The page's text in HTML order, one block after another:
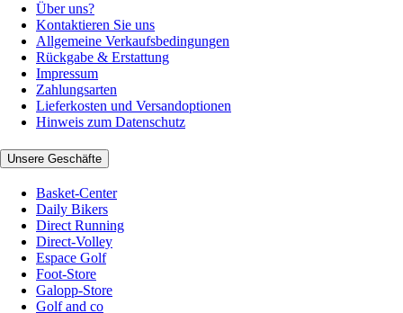
Über uns?
Kontaktieren Sie uns
Allgemeine Verkaufsbedingungen
Rückgabe & Erstattung
Impressum
Zahlungsarten
Lieferkosten und Versandoptionen
Hinweis zum Datenschutz
Unsere Geschäfte
Basket-Center
Daily Bikers
Direct Running
Direct-Volley
Espace Golf
Foot-Store
Galopp-Store
Golf and co